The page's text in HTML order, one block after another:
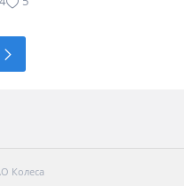
Колеса